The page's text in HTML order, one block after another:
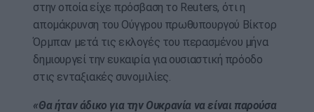
στην οποία είχε πρόσβαση το Reuters, ότι η
απομάκρυνση του Ούγγρου πρωθυπουργού Βίκτορ
Όρμπαν μετά τις εκλογές του περασμένου μήνα
δημιουργεί την ευκαιρία για ουσιαστική πρόοδο
στις ενταξιακές συνομιλίες.
«Θα ήταν άδικο για την Ουκρανία να είναι παρούσα